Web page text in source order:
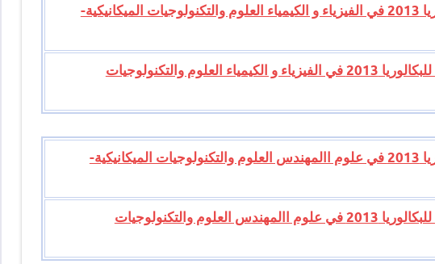
موضوع الامتحان الوطني للبكالوريا 2013 في الفيزياء و الكيمياء العلوم والتكنولوجيات الميكانيكية-
تصحيح موضوع الامتحان الوطني للبكالوريا 2013 في الفيزياء و الكيمياء العلوم والتكنولوجيات
موضوع الامتحان الوطني للبكالوريا 2013 في علوم االمهندس العلوم والتكنولوجيات الميكانيكية-
تصحيح موضوع الامتحان الوطني للبكالوريا 2013 في علوم االمهندس العلوم والتكنولوجيات